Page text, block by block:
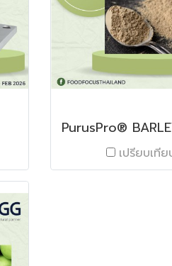
เปรียบเทีย